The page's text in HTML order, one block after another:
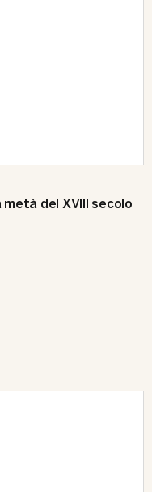
del XVIII secolo